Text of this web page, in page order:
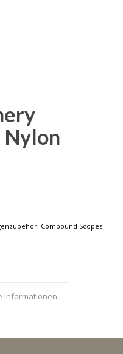
Nylon
, Compound Scopes
Informationen